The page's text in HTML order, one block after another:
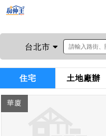
台北市
住宅 土地廠辦
華廈